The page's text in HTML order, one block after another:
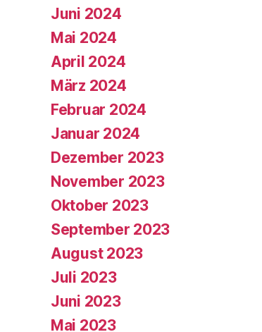
Juni 2024
Mai 2024
April 2024
März 2024
Februar 2024
Januar 2024
Dezember 2023
November 2023
Oktober 2023
September 2023
August 2023
Juli 2023
Juni 2023
Mai 2023